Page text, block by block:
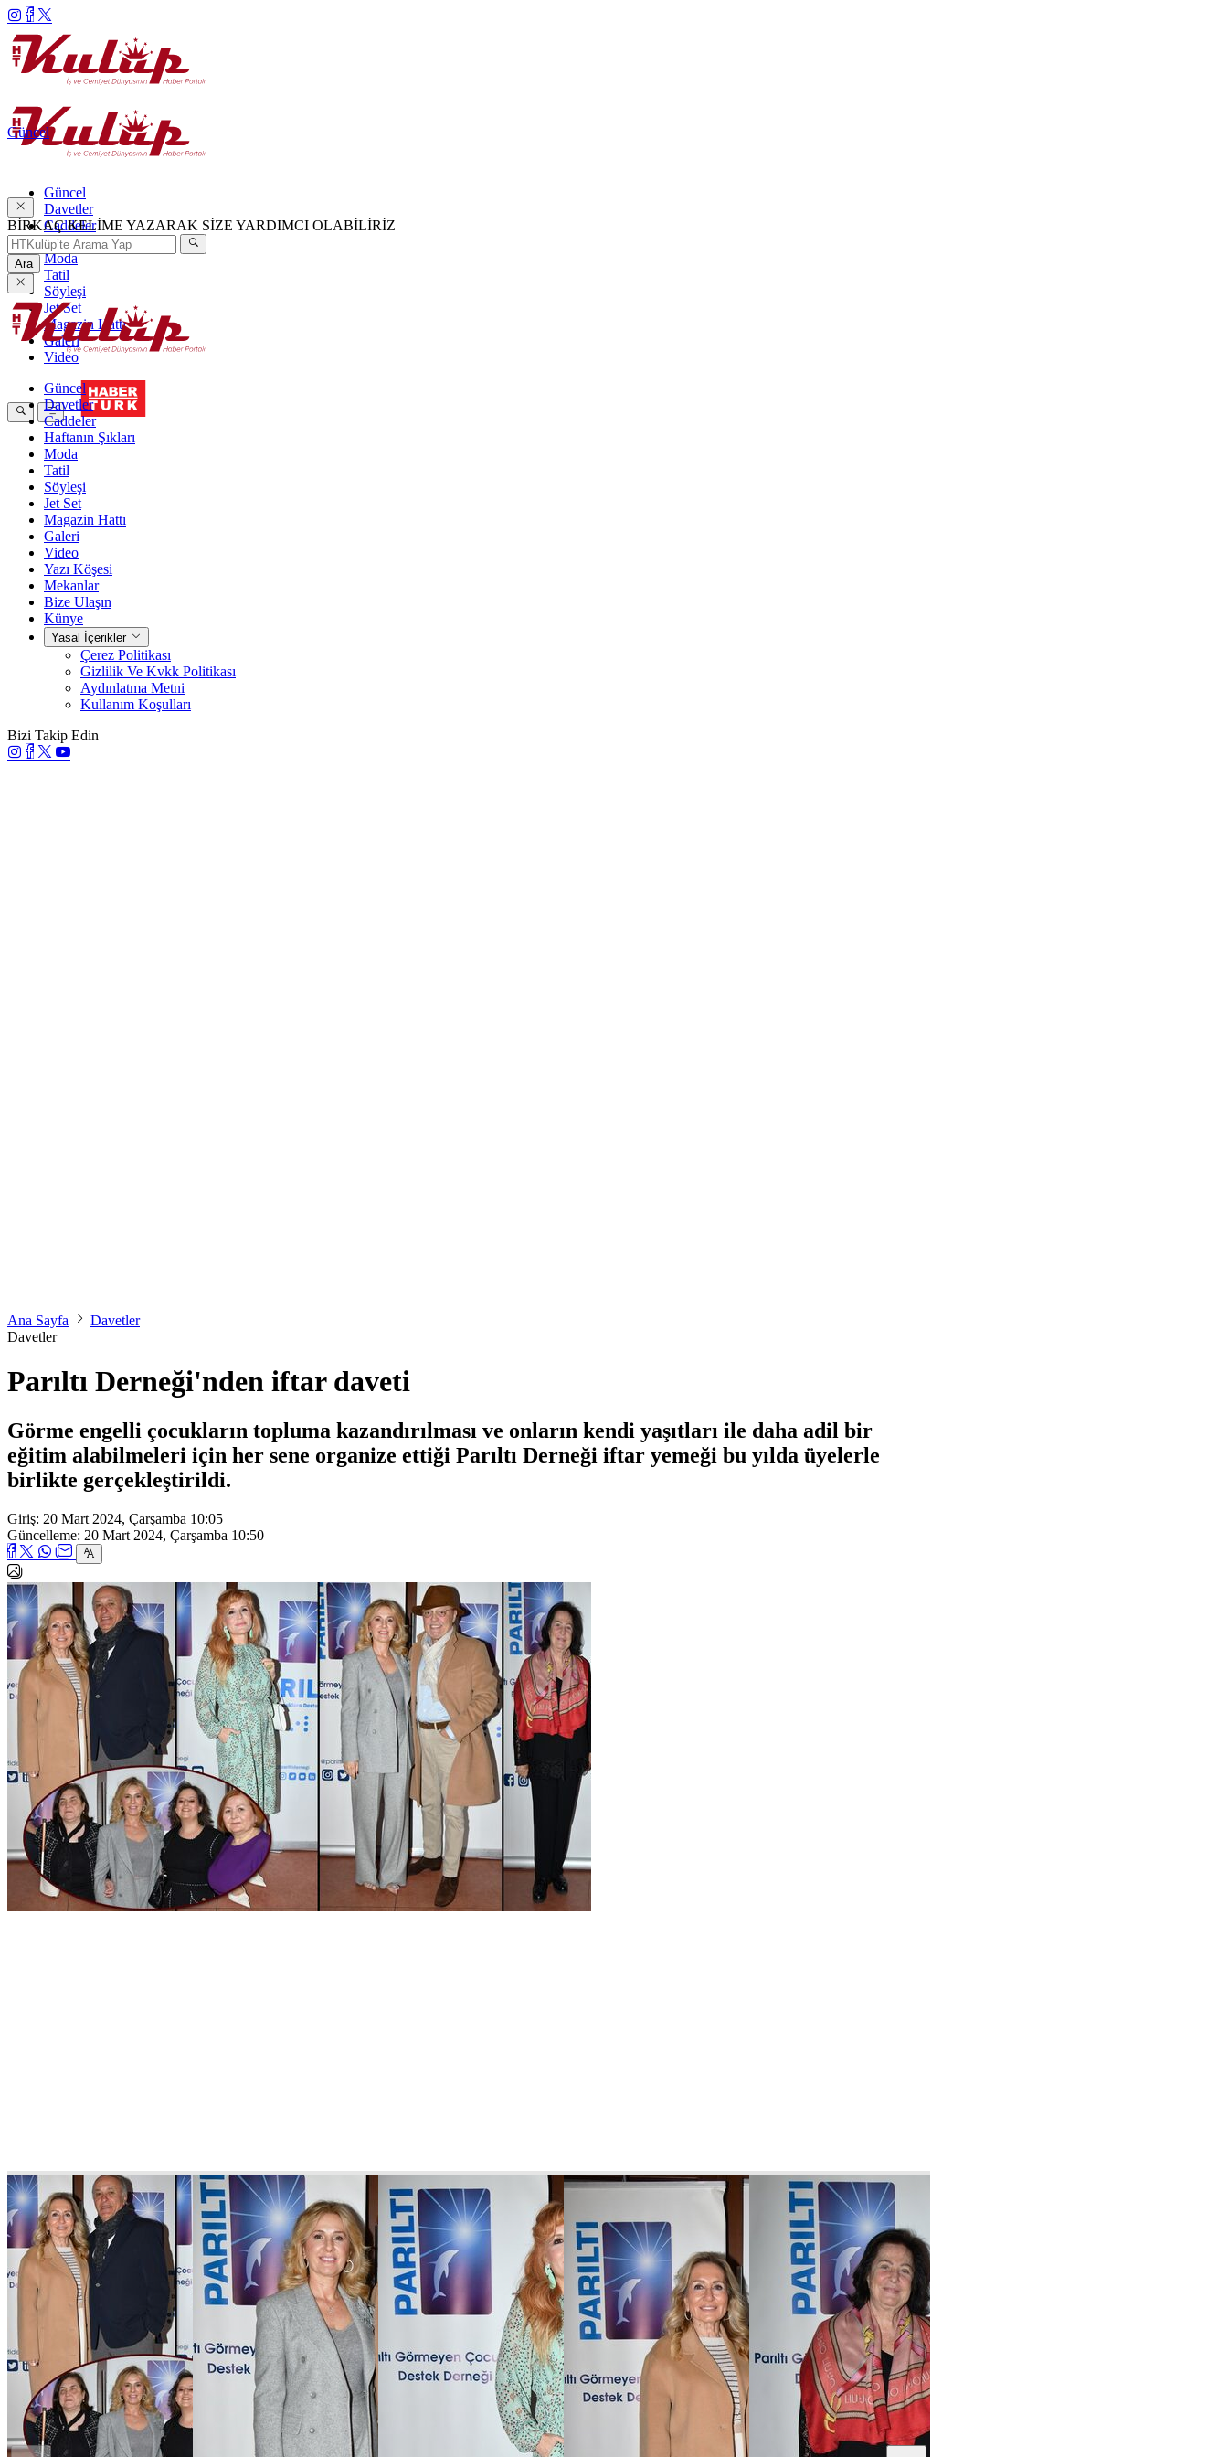
Güncel
Davetler
Caddeler
Haftanın Şıkları
Moda
Tatil
Söyleşi
Jet Set
Magazin Hattı
Galeri
Video
Güncel
BİRKAÇ KELİME YAZARAK SİZE YARDIMCI OLABİLİRİZ
Ara
Güncel
Davetler
Caddeler
Haftanın Şıkları
Moda
Tatil
Söyleşi
Jet Set
Magazin Hattı
Galeri
Video
Yazı Köşesi
Mekanlar
Bize Ulaşın
Künye
Yasal İçerikler
Çerez Politikası
Gizlilik Ve Kvkk Politikası
Aydınlatma Metni
Kullanım Koşulları
Bizi Takip Edin
Ana Sayfa
Davetler
Davetler
Parıltı Derneği'nden iftar daveti
Görme engelli çocukların topluma kazandırılması ve onların kendi yaşıtları ile daha adil bir
eğitim alabilmeleri için her sene organize ettiği Parıltı Derneği iftar yemeği bu yılda üyelerle
birlikte gerçekleştirildi.
Giriş: 20 Mart 2024, Çarşamba 10:05
Güncelleme: 20 Mart 2024, Çarşamba 10:50